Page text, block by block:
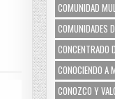
COMUNIDAD
COMUNIDADES
CONCENTRADO
CONOCIENDO A
CONOZCO Y